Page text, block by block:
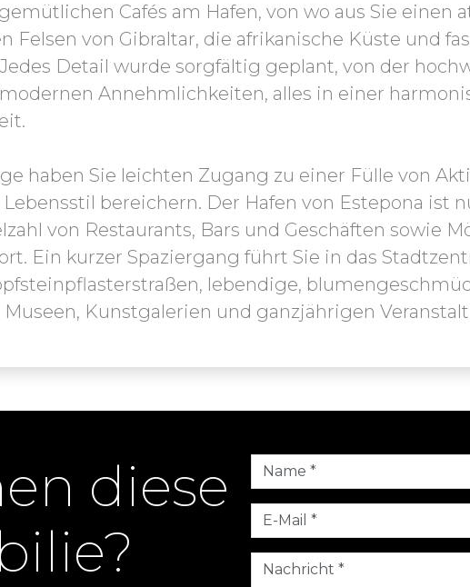
Cafés am Hafen, von wo aus Sie einen
Felsen von Gibraltar, die afrikanische Küste und
Detail wurde sorgfältig geplant, von der
Annehmlichkeiten, alles in einer
haben Sie leichten Zugang zu einer Fülle von
bereichern. Der Hafen von Estepona ist
von Restaurants, Bars und Geschäften sowie
Ein kurzer Spaziergang führt Sie in das
lebendige,
Kunstgalerien und ganzjährigen
diese